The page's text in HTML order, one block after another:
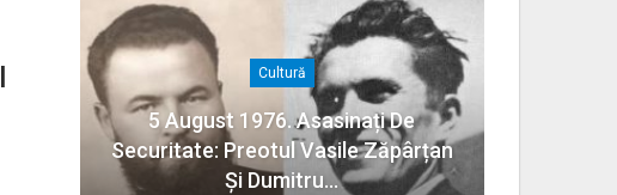
Cultură
5 August 1976. Asasinați De
Securitate: Preotul Vasile Zăpârțan
Și Dumitru…